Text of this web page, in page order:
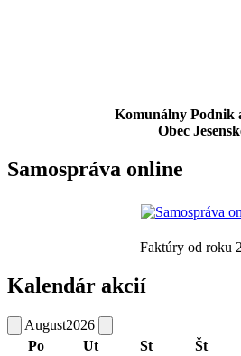
Komunálny Podnik
Obec
Samospráva online
Faktúry od roku
Kalendár akcií
August2026
Po
Ut St Št